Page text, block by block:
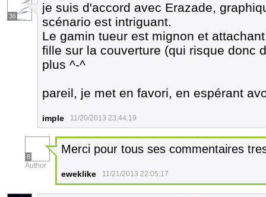
36
je suis d'accord avec Erazade,
scénario est intriguant.
Le gamin tueur est mignon et
fille sur la couverture (qui risque donc
plus ^-^
pareil, je met en favori, en espérant
imple 11/20/2013 23:44:19
8
Author
Merci pour tous ses commentaires
eweklike 11/21/2013 22:05:17